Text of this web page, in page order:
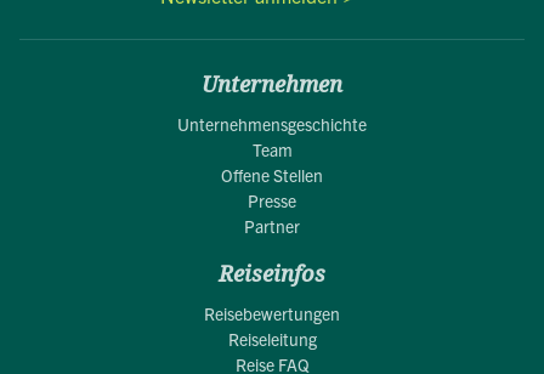
Unternehmen
Unternehmensgeschichte
Team
Offene Stellen
Presse
Partner
Reiseinfos
Reisebewertungen
Reiseleitung
Reise FAQ